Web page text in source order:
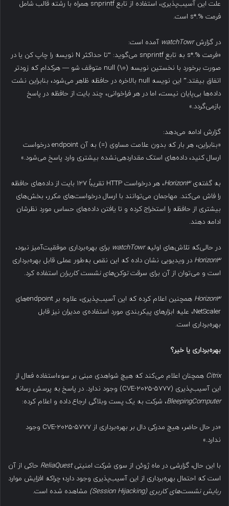
علت این آسیب‌پذیری، استفاده از تابع snprintf همراه با رشته قالب شامل
فرمت %.*s است.
در گزارشwatchTowr آمده است:
«فرمت %.*s به تابع snprintf می‌گوید: “تا حداکثر N نویسه را چاپ کن یا در
صورت برخورد با نخستین نویسه null (\0) متوقف شو — هرکدام که زودتر
اتفاق بیفتد.” این نویسه null بالاخره در حافظه ظاهر می‌شود، بنابراین نشت
داده‌ها بی‌پایان نیست، اما در هر فراخوانی، چند بایت از حافظه در پاسخ
بازمی‌گردد.»
گزارش ادامه می‌دهد:
«بنابراین، هر بار که بدون علامت مساوی (=) به آن endpoint درخواست
ارسال کنید، داده‌های استک مقداردهی‌نشده بیشتری وارد پاسخ می‌شود.»
به گفته‌یHorizon3
، هر درخواست HTTP تقریباً ۱۲۷ بایت از داده‌های حافظه
را فاش می‌کند. مهاجمان می‌توانند با ارسال درخواست‌های مکرر، بخش‌های
بیشتری از حافظه را استخراج کرده و تا یافتن داده‌های حساس مورد نظرشان
ادامه دهند.
در حالی‌که تلاش‌های اولیهwatchTowr برای بهره‌برداری موفقیت‌آمیز نبود،
Horizon3 در ویدیویی نشان داده که این نقص به‌طور عملی قابل بهره‌برداری
است و می‌توان از آن برای سرقتتوکن‌های نشست کاربران استفاده کرد.
Horizon3
همچنین اعلام کرده که این آسیب‌پذیری، علاوه بر endpointهای
NetScaler، علیه ابزارهای پیکربندی مورد استفاده‌ی مدیران نیز قابل
بهره‌برداری است.
بهره‌برداری یا خیر؟
Citrix همچنان اعلام می‌کند که هیچ شواهدی مبنی بر سوءاستفاده فعال از
این آسیب‌پذیری (CVE-2025-5777) وجود ندارد. در پاسخ به پرسش رسانه
BleepingComputer، شرکت به یک پست وبلاگی ارجاع داده و اعلام کرده:
«در حال حاضر، هیچ مدرکی دال بر بهره‌برداری از CVE-2025-5777 وجود
ندارد.»
با این حال، گزارشی در ماه ژوئن از سوی شرکت امنیتیReliaQuest حاکی از آن
است که احتمال بهره‌برداری از این آسیب‌پذیری وجود دارد؛ چراکه افزایش موارد
ربایش نشست‌های کاربری (Session Hijacking) مشاهده شده است.